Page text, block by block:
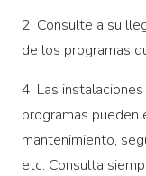
2. Consulte a su
de los programas
4. Las
programas
mantenimiento,
etc. Consulta